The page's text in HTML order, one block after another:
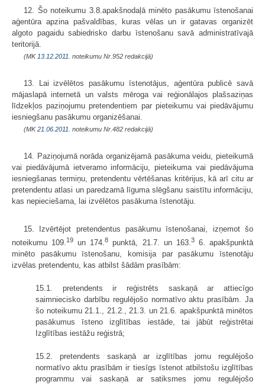
12. Šo noteikumu 3.8.apakšnodaļā minēto pasākumu īstenošanai
aģentūra apzina pašvaldības, kuras vēlas un ir gatavas organizēt
algoto pagaidu sabiedrisko darbu īstenošanu savā administratīvajā
teritorijā.
(MK 13.12.2011. noteikumu Nr.952 redakcijā)
13. Lai izvēlētos pasākumu īstenotājus, aģentūra publicē savā
mājaslapā internetā un valsts mēroga vai reģionālajos plašsaziņas
līdzekļos paziņojumu pretendentiem par pieteikumu vai piedāvājumu
iesniegšanu pasākumu organizēšanai.
(MK21.06.2011. noteikumu Nr.482 redakcijā)
14. Paziņojumā norāda organizējamā pasākuma veidu, pieteikumā
vai piedāvājumā ietveramo informāciju, pieteikuma vai piedāvājuma
iesniegšanas termiņu, pretendentu vērtēšanas kritērijus, kā arī citu ar
pretendentu atlasi un paredzamā līguma slēgšanu saistītu informāciju,
kas nepieciešama, lai izvēlētos pasākuma īstenotāju.
15. Izvērtējot pretendentus pasākumu īstenošanai, izņemot šo
noteikumu 109.19 un 174.8 punktā, 21.7. un 163.36. apakšpunktā
minēto pasākumu īstenošanu, komisija par pasākumu īstenotāju
izvēlas pretendentu, kas atbilst šādām prasībām:
15.1. pretendents ir reģistrēts saskaņā ar attiecīgo
saimniecisko darbību regulējošo normatīvo aktu prasībām. Ja
šo noteikumu 21.1., 21.2., 21.3. un 21.6. apakšpunktā minētos
pasākumus īsteno izglītības iestāde, tai jābūt reģistrētai
Izglītības iestāžu reģistrā;
15.2. pretendents saskaņā ar izglītības jomu regulējošo
normatīvo aktu prasībām ir tiesīgs īstenot atbilstošu izglītības
programmu vai saskaņā ar satiksmes jomu regulējošo